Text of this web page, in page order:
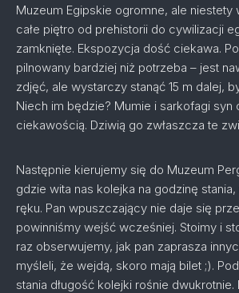
Muzeum Egipskie ogromne, ale
całe piętro od prehistorii do cywilizacji
zamknięte. Ekspozycja dość ciekawa.
pilnowany bardziej niż potrzeba – jest
zdjęć, ale wystarczy stanąć 15 m dalej,
Niech im będzie? Mumie i sarkofagi syn
ciekawością. Dziwią go zwłaszcza te
Następnie kierujemy się do Muzeum
gdzie wita nas kolejka na godzinę
ręku. Pan wpuszczający nie daje się
powinniśmy wejść wcześniej. Stoimy i
raz obserwujemy, jak pan zaprasza
myśleli, że wejdą, skoro mają bilet ;).
stania długość kolejki rośnie